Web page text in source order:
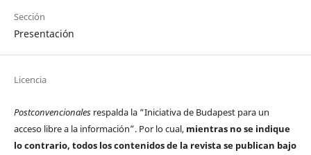
Sección
Presentación
Licencia
Postconvencionales respalda la “Iniciativa de Budapest para un
acceso libre a la información”. Por lo cual, mientras no se indique
lo contrario, todos los contenidos de la revista se publican bajo